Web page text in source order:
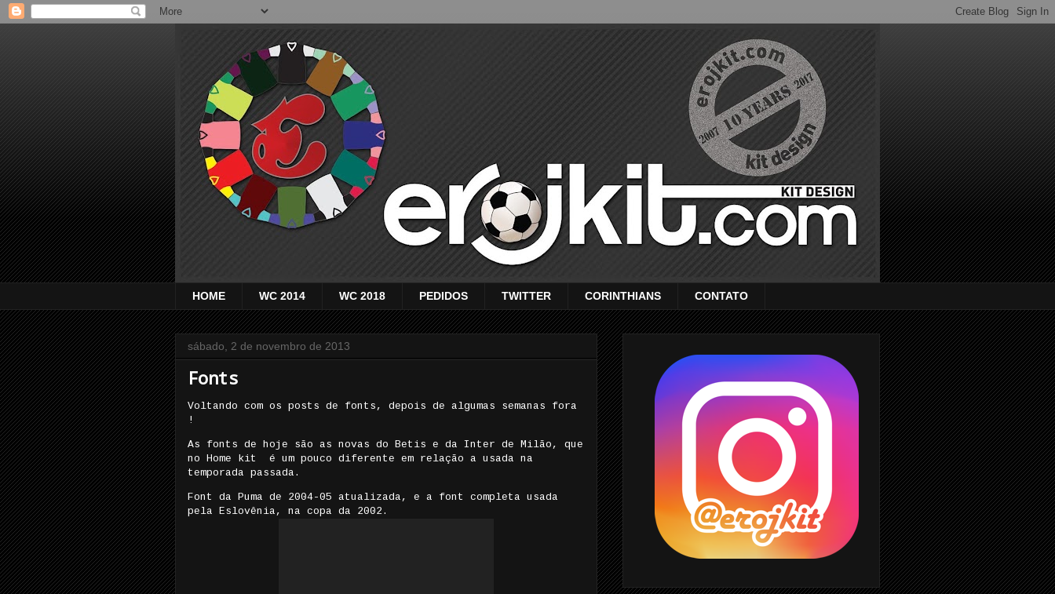
HOME WC 2014 WC 2018 PEDIDOS TWITTER CORINTHIANS CONTATO
sábado, 2 de novembro de 2013
Fonts
Voltando com os posts de fonts, depois de algumas semanas fora
!
As fonts de hoje são as novas do Betis e da Inter de Milão, que
no Home kit é um pouco diferente em relação a usada na
temporada passada.
Font da Puma de 2004-05 atualizada, e a font completa usada
pela Eslovênia, na copa da 2002.